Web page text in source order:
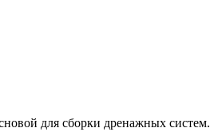
для сборки дренажных систем.